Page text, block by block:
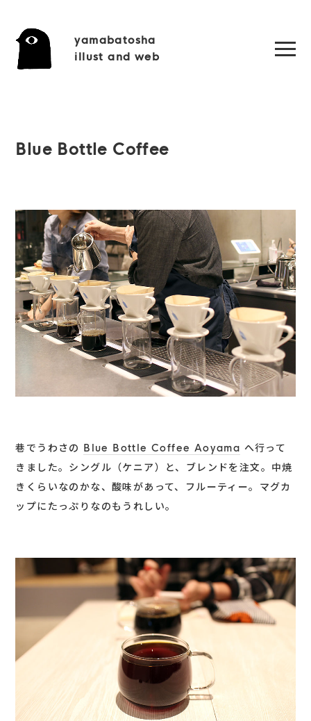
yamabatosha
illust and web
Blue Bottle Coffee
巷でうわさの Blue Bottle Coffee Aoyama へ行って
きました。シングル（ケニア）と、ブレンドを注文。中焼
きくらいなのかな、酸味があって、フルーティー。マグカ
ップにたっぷりなのもうれしい。